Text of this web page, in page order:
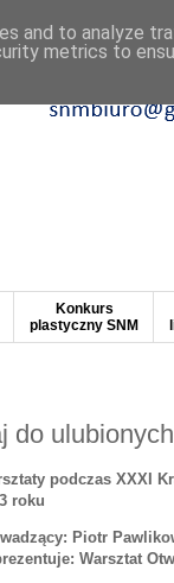
Konkurs
plastyczny SNM
do
podczas XXXI
roku
Piotr
Warsztat
and to analyze
metrics to